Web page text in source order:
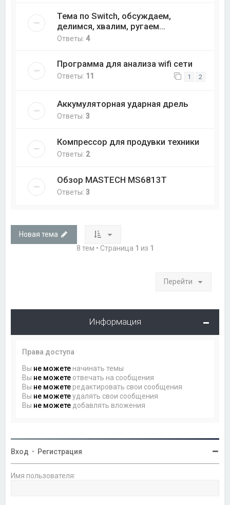
Тема по Switch, обсуждаем,
делимся, хвалим, ругаем...
Ответы:4
Программа для анализа wifi сети
Ответы: 11 1 2
Аккумуляторная ударная дрель
Ответы:3
Компрессор для продувки техники
Ответы: 2
Обзор MASTECH MS6813T
Ответы:3
Новая тема
8 тем • Страница 1 из 1
Перейти
Информация
Права доступа
Вы не можете начинать темы
Вы не можете отвечать на сообщения
Вы не можете редактировать свои сообщения
Вы не можетеудалять свои сообщения
Вы не можете добавлять вложения
Вход • Регистрация
Имя пользователя: